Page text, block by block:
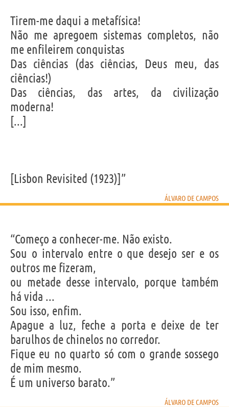
Tirem-me daqui a metafísica!
Não me apregoem sistemas completos, não
me enfileirem conquistas
Das ciências (das ciências, Deus meu, das
ciências!) 
Das ciências, das artes, da civilização
moderna!
[...]
[Lisbon Revisited (1923)]”
ÁLVARO DE CAMPOS
“Começo a conhecer-me. Não existo.
Sou o intervalo entre o que desejo ser e os
outros me fizeram,
ou metade desse intervalo, porque também
há vida ...
Sou isso, enfim.
Apague a luz, feche a porta e deixe de ter
barulhos de chinelos no corredor.
Fique eu no quarto só com o grande sossego
de mim mesmo.
É um universo barato.”
ÁLVARO DE CAMPOS